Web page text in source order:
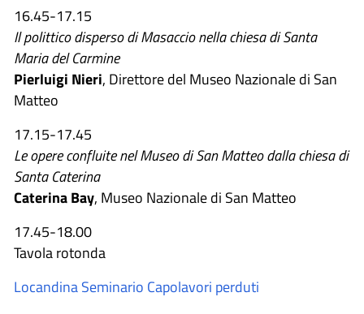
16.45-17.15
Il polittico disperso di Masaccio nella chiesa di Santa
Maria del Carmine
Pierluigi Nieri, Direttore del Museo Nazionale di San
Matteo
17.15-17.45
Le opere confluite nel Museo di San Matteo dalla chiesa di
Santa Caterina
Caterina Bay, Museo Nazionale di San Matteo
17.45-18.00
Tavola rotonda
Locandina Seminario Capolavori perduti